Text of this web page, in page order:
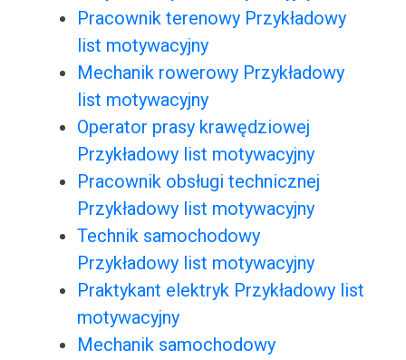
Pracownik terenowy Przykładowy
list motywacyjny
Mechanik rowerowy Przykładowy
list motywacyjny
Operator prasy krawędziowej
Przykładowy list motywacyjny
Pracownik obsługi technicznej
Przykładowy list motywacyjny
Technik samochodowy
Przykładowy list motywacyjny
Praktykant elektryk Przykładowy list
motywacyjny
Mechanik samochodowy